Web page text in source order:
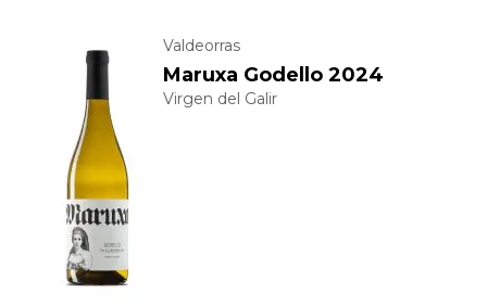
Valdeorras
Maruxa Godello 2024
Virgen del Galir